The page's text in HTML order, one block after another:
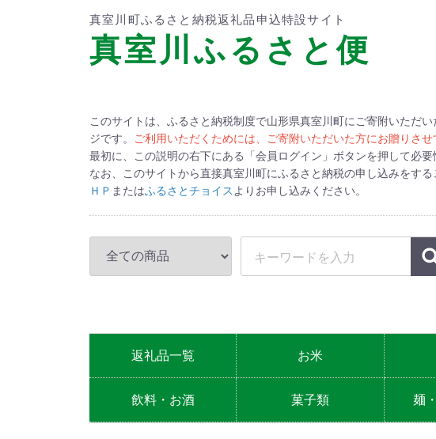
真室川町ふるさと納税返礼品申込特設サイト
真室川ふるさと便
このサイトは、ふるさと納税制度で山形県真室川町にご寄附いただ
ジです。
ご利用いただくためには、ご寄附いただいた方にお贈りさ
最初に、この説明の右下にある「会員ログイン」ボタンを押して必
なお、このサイトから直接真室川町にふるさと納税の申し込みをす
ＨＰ またはふるさとチョイス よりお申し込みください。
返礼品一覧 お米
はえぬき
その他の品種 牛肉
豚肉
鳥肉
その他
飲料・お酒 菓子類 麺